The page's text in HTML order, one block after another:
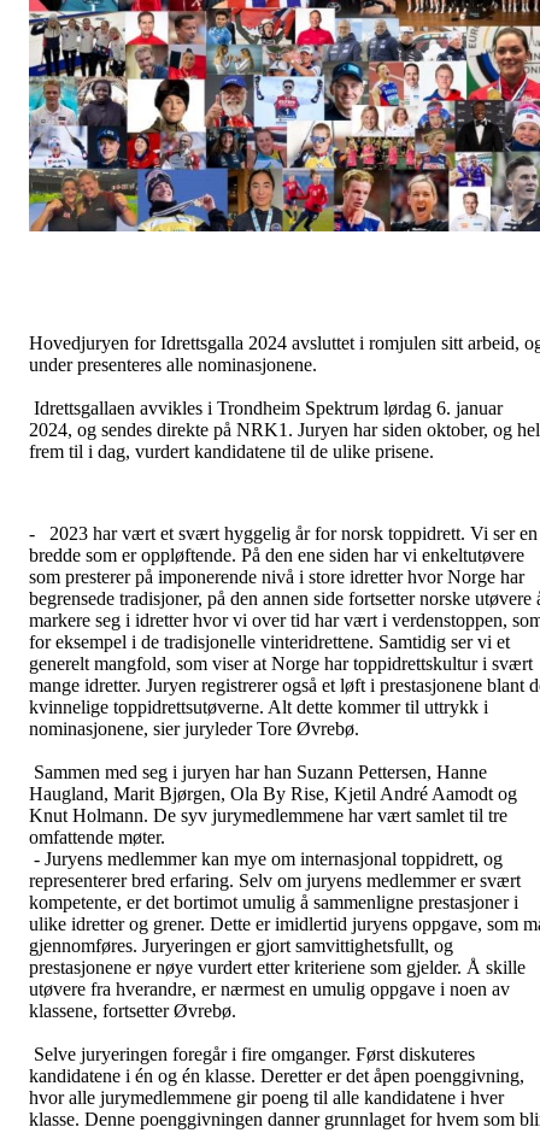
Hovedjuryen for Idrettsgalla 2024 avsluttet i romjulen sitt arbeid,
under presenteres alle nominasjonene.
Idrettsgallaen avvikles i Trondheim Spektrum lørdag 6. januar
2024, og sendes direkte på NRK1. Juryen har siden oktober, og
frem til i dag, vurdert kandidatene til de ulike prisene.
- 2023 har vært et svært hyggelig år for norsk toppidrett. Vi ser en
bredde som er oppløftende. På den ene siden har vi enkeltutøvere
som presterer på imponerende nivå i store idretter hvor Norge har
begrensede tradisjoner, på den annen side fortsetter norske utøvere
markere seg i idretter hvor vi over tid har vært i verdenstoppen,
for eksempel i de tradisjonelle vinteridrettene. Samtidig ser vi et
generelt mangfold, som viser at Norge har toppidrettskultur i svært
mange idretter. Juryen registrerer også et løft i prestasjonene blant
kvinnelige toppidrettsutøverne. Alt dette kommer til uttrykk i
nominasjonene, sier juryleder Tore Øvrebø.
Sammen med seg i juryen har han Suzann Pettersen, Hanne
Haugland, Marit Bjørgen, Ola By Rise, Kjetil André Aamodt og
Knut Holmann. De syv jurymedlemmene har vært samlet til tre
omfattende møter.
- Juryens medlemmer kan mye om internasjonal toppidrett, og
representerer bred erfaring. Selv om juryens medlemmer er svært
kompetente, er det bortimot umulig å sammenligne prestasjoner i
ulike idretter og grener. Dette er imidlertid juryens oppgave, som
gjennomføres. Juryeringen er gjort samvittighetsfullt, og
prestasjonene er nøye vurdert etter kriteriene som gjelder. Å skille
utøvere fra hverandre, er nærmest en umulig oppgave i noen av
klassene, fortsetter Øvrebø.
Selve juryeringen foregår i fire omganger. Først diskuteres
kandidatene i én og én klasse. Deretter er det åpen poenggivning,
hvor alle jurymedlemmene gir poeng til alle kandidatene i hver
klasse. Denne poenggivningen danner grunnlaget for hvem som